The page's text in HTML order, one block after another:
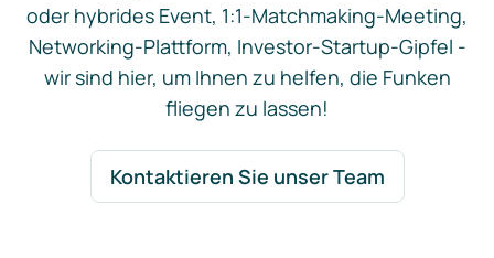
oder hybrides Event, 1:1-Matchmaking-Meeting,
Networking-Plattform, Investor-Startup-Gipfel -
wir sind hier, um Ihnen zu helfen, die Funken
fliegen zu lassen!
Kontaktieren Sie unser Team